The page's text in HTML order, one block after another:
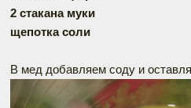
2 стакана муки
щепотка соли
В мед добавляем соду и